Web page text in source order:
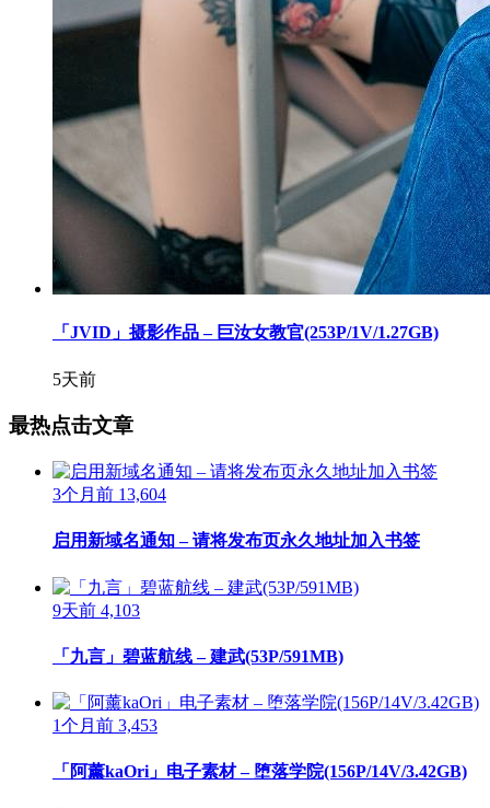
「JVID」摄影作品 – 巨汝女教官(253P/1V/1.27GB)
5天前
最热点击文章
3个月前 13,604
启用新域名通知 – 请将发布页永久地址加入书签
9天前 4,103
「九言」碧蓝航线 – 建武(53P/591MB)
1个月前 3,453
「阿薰kaOri」电子素材 – 堕落学院(156P/14V/3.42GB)